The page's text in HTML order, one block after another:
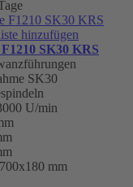
hinzufügen
SK30 KRS
SK30
U/min
mm